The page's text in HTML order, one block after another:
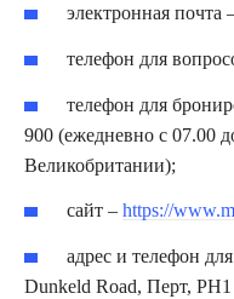
электронная почта
телефон для
телефон для
900 (ежедневно с 07.00
Великобритании);
сайт –https://
адрес и телефон
Dunkeld Road, Перт,